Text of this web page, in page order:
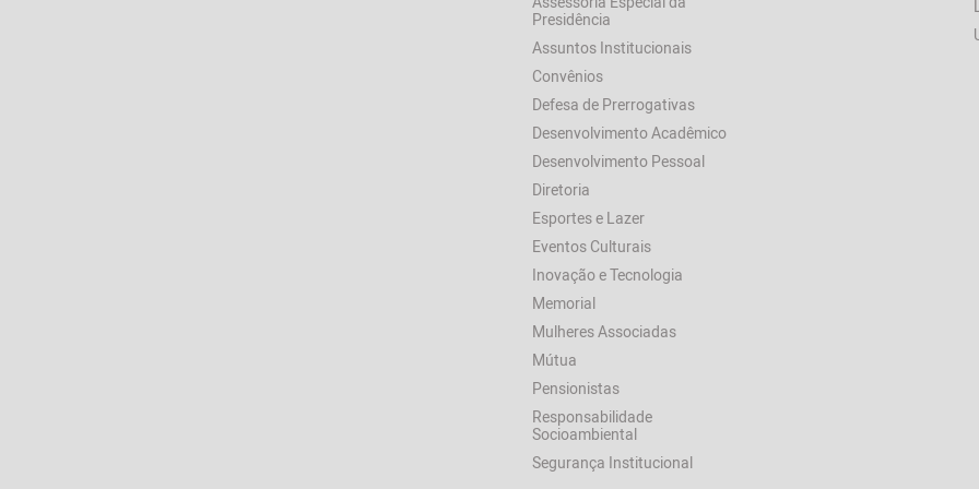
Presidência
Assuntos Institucionais
Convênios
Defesa de Prerrogativas
Desenvolvimento Acadêmico
Desenvolvimento Pessoal
Diretoria
Esportes e Lazer
Eventos Culturais
Inovação e Tecnologia
Memorial
Mulheres Associadas
Mútua
Pensionistas
Responsabilidade
Socioambiental
Segurança Institucional